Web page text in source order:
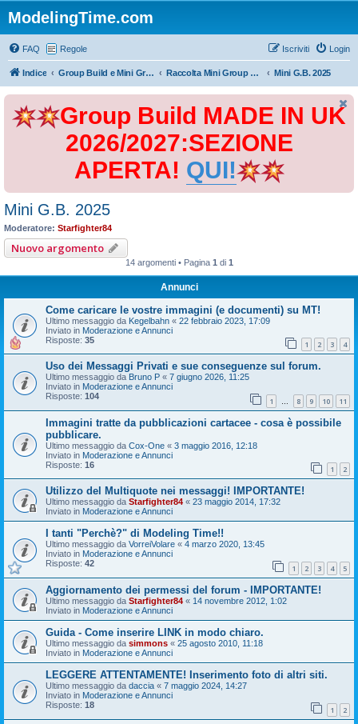
ModelingTime.com
FAQ Regole Login
Iscriviti
Indice Group Build e Mini Group Build Raccolta Mini Group Build Mini G.B. 2025
Group Build MADE IN UK
2026/2027:SEZIONE
APERTA! QUI!
Mini G.B. 2025
Moderatore: Starfighter84
Nuovo argomento
14 argomenti • Pagina 1 di 1
Annunci
Come caricare le vostre immagini (e documenti) su MT!
Ultimo messaggio da Kegelbahn « 22 febbraio 2023, 17:09
Inviato in Moderazione e Annunci
Risposte: 35 1 2 3 4
Uso dei Messaggi Privati e sue conseguenze sul forum.
Ultimo messaggio da Bruno P « 7 giugno 2026, 11:25
Inviato in Moderazione e Annunci
Risposte: 104 1 … 8 9 10 11
Immagini tratte da pubblicazioni cartacee - cosa è possibile
pubblicare.
Ultimo messaggio da Cox-One « 3 maggio 2016, 12:18
Inviato in Moderazione e Annunci
Risposte: 16 1 2
Utilizzo del Multiquote nei messaggi! IMPORTANTE!
Ultimo messaggio da Starfighter84 « 23 maggio 2014, 17:32
Inviato in Moderazione e Annunci
I tanti "Perchè?" di Modeling Time!!
Ultimo messaggio da VorreiVolare « 4 marzo 2020, 13:45
Inviato in Moderazione e Annunci
Risposte: 42 1 2 3 4 5
Aggiornamento dei permessi del forum - IMPORTANTE!
Ultimo messaggio da Starfighter84 « 14 novembre 2012, 1:02
Inviato in Moderazione e Annunci
Guida - Come inserire LINK in modo chiaro.
Ultimo messaggio da simmons « 25 agosto 2010, 11:18
Inviato in Moderazione e Annunci
LEGGERE ATTENTAMENTE! Inserimento foto di altri siti.
Ultimo messaggio da daccia « 7 maggio 2024, 14:27
Inviato in Moderazione e Annunci
Risposte: 18 1 2